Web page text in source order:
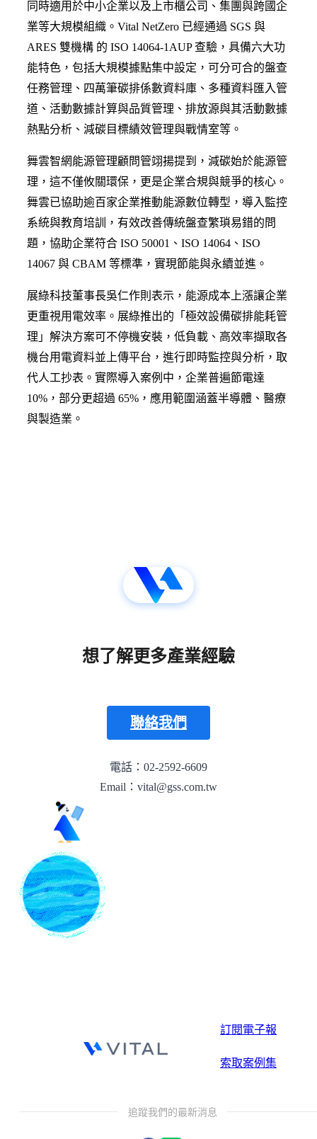
同時適用於中小企業以及上市櫃公司、集團與跨國企
業等大規模組織。Vital NetZero 已經通過 SGS 與
ARES 雙機構 的 ISO 14064-1AUP 查驗，具備六大功
能特色，包括大規模據點集中設定，可分可合的盤查
任務管理、四萬筆碳排係數資料庫、多種資料匯入管
道、活動數據計算與品質管理、排放源與其活動數據
熱點分析、減碳目標績效管理與戰情室等。
舞雲智網能源管理顧問管翊揚提到，減碳始於能源管
理，這不僅攸關環保，更是企業合規與競爭的核心。
舞雲已協助逾百家企業推動能源數位轉型，導入監控
系統與教育培訓，有效改善傳統盤查繁瑣易錯的問
題，協助企業符合 ISO 50001、ISO 14064、ISO
14067 與 CBAM 等標準，實現節能與永續並進。
展綠科技董事長吳仁作則表示，能源成本上漲讓企業
更重視用電效率。展綠推出的「極效設備碳排能耗管
理」解決方案可不停機安裝，低負載、高效率擷取各
機台用電資料並上傳平台，進行即時監控與分析，取
代人工抄表。實際導入案例中，企業普遍節電達
10%，部分更超過 65%，應用範圍涵蓋半導體、醫療
與製造業。
想了解更多產業經驗
聯絡我們
電話：02-2592-6609
Email：vital@gss.com.tw
訂閱電子報
索取案例集
追蹤我們的最新消息